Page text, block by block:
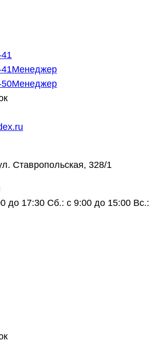
Менеджер
Менеджер
Ставропольская, 328/1
до 17:30 Сб.: с 9:00 до 15:00 Вс.: